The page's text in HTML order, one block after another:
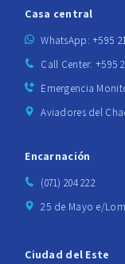
Casa central
WhatsApp: +595
Call Center: +595
Emergencia
Aviadores del
Encarnación
(071) 204 222
25 de Mayo e/
Ciudad del Este